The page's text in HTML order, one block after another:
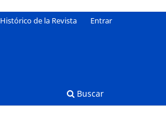
Buscar
Histórico de la Revista Entrar